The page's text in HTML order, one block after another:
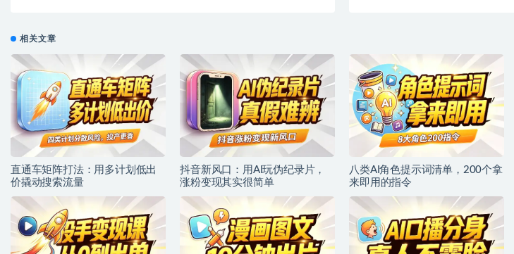
相关文章
直通车矩阵打法：用多计划低出
价撬动搜索流量
抖音新风口：用AI玩伪纪录片，
涨粉变现其实很简单
八类AI角色提示词清单，200个拿
来即用的指令